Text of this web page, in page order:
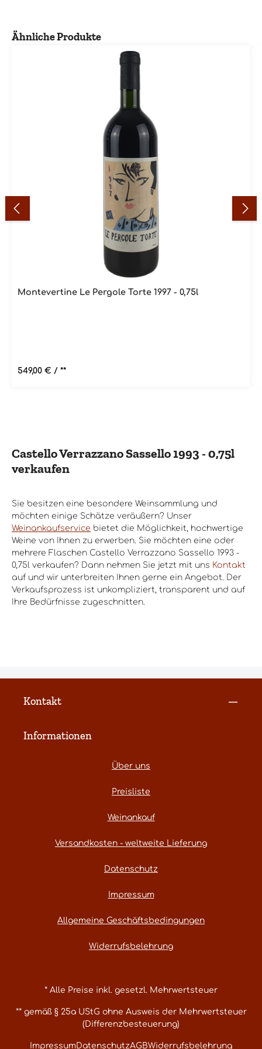
Produktgalerie überspringen
Ähnliche Produkte
Montevertine Le Pergole Torte 1997 - 0,75l
Regulärer Preis:
549,00 € / **
Castello Verrazzano Sassello 1993 - 0,75l
verkaufen
Sie besitzen eine besondere Weinsammlung und
möchten einige Schätze veräußern? Unser
Weinankaufservice bietet die Möglichkeit, hochwertige
Weine von Ihnen zu erwerben. Sie möchten eine oder
mehrere Flaschen Castello Verrazzano Sassello 1993 -
0,75l verkaufen? Dann nehmen Sie jetzt mit uns Kontakt
auf und wir unterbreiten Ihnen gerne ein Angebot. Der
Verkaufsprozess ist unkompliziert, transparent und auf
Ihre Bedürfnisse zugeschnitten.
Kontakt
Informationen
Über uns
Preisliste
Weinankauf
Versandkosten - weltweite Lieferung
Datenschutz
Impressum
Allgemeine Geschäftsbedingungen
Widerrufsbelehrung
* Alle Preise inkl. gesetzl. Mehrwertsteuer
** gemäß § 25a UStG ohne Ausweis der Mehrwertsteuer
(Differenzbesteuerung)
ImpressumDatenschutzAGBWiderrufsbelehrung